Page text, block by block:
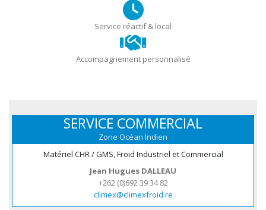
Service réactif & local
Accompagnement personnalisé
SERVICE COMMERCIAL
Zone Océan Indien
Matériel CHR / GMS, Froid Industriel et Commercial
Jean Hugues DALLEAU
+262 (0)692 39 34 82
climex@climexfroid.re